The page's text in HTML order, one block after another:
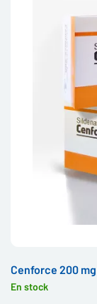
Cenforce 200 mg
En stock